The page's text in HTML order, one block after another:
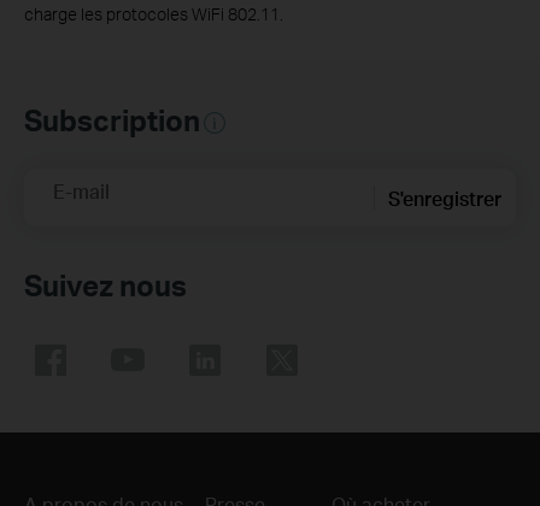
charge les protocoles WiFi 802.11.
Subscription
E-mail S'enregistrer
Suivez nous